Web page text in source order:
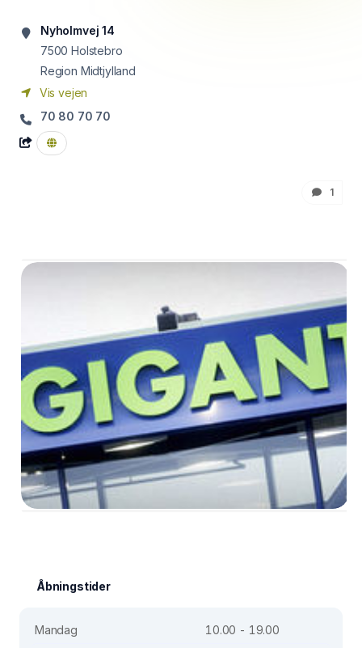
Nyholmvej 14
7500 Holstebro
Region Midtjylland
Vis vejen
70 80 70 70
1
Åbningstider
Mandag
10.00 - 19.00